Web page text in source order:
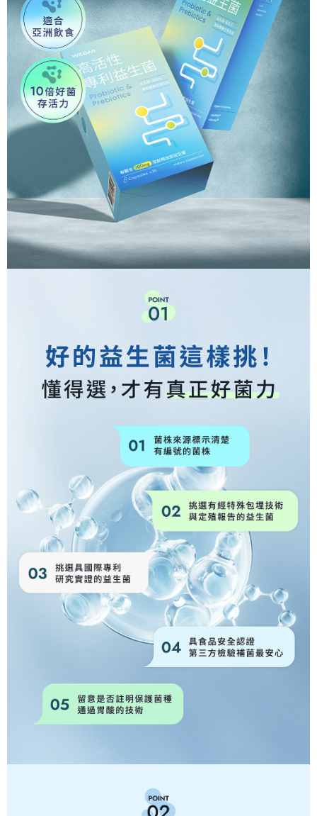
任。
４．使用「AFTEE先享後付」時，將依據個別帳號之用戶狀況，依本公司即
時審查核予不同之上限額度；若仍有額度不足之情形，本公司將視審查結果
請求用戶進行身份認證。
５．嚴禁一人註冊多個帳號或使用他人資訊註冊。若發現惡意使用之情形，
恩沛科技股份有限公司將有權停止該用戶之使用額度並採取法律行動。
【宅配到府】貨到時付款
每筆NT$120，滿NT$1,500(含以上)免運費